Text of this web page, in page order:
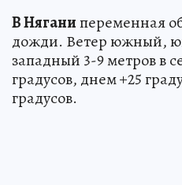
В Няганипеременная
дожди. Ветер южный,
западный 3-9 метров в
градусов, днем +25
градусов.